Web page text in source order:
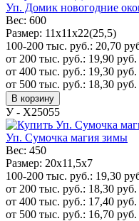
Уп. Домик новогодние
Вес: 600
Размер: 11х11х22(25,5)
100-200 тыс. руб.: 20,70
от 200 тыс. руб.: 19,90 руб.
от 400 тыс. руб.: 19,30 руб.
от 500 тыс. руб.: 18,30 руб.
В корзину
У - Х25055
Уп. Сумочка магия зимы
Вес: 450
Размер: 20x11,5x7
100-200 тыс. руб.: 19,30
от 200 тыс. руб.: 18,30 руб.
от 400 тыс. руб.: 17,40 руб.
от 500 тыс. руб.: 16,70 руб.